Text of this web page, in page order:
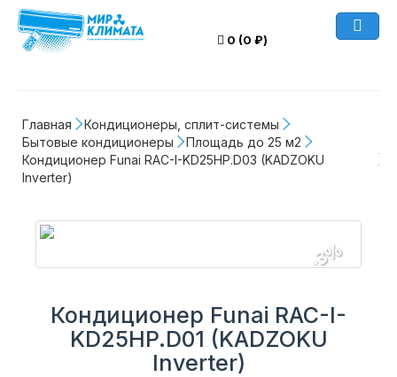
0 (0 ₽)
Главная
Кондиционеры, сплит-системы
Бытовые кондиционеры
Площадь до 25 м2
Кондиционер Funai RAC-I-KD25HP.D03 (KADZOKU
Inverter)
-3%
Кондиционер Funai RAC-I-
KD25HP.D01 (KADZOKU
Inverter)